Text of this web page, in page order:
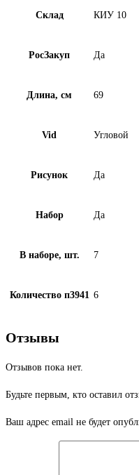
Склад КИУ 10
РосЗакуп Да
Длина, см 69
Vid Угловой
Рисунок Да
Набор Да
В наборе, шт. 7
Количество п3941 6
Отзывы
Отзывов пока нет.
Будьте первым, кто оставил
Ваш адрес email не будет